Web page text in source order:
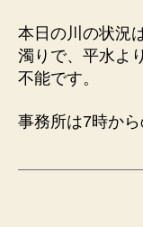
年
9
月
本日の川の状況
濁りで、平水よ
不能です。
事務所は7時から